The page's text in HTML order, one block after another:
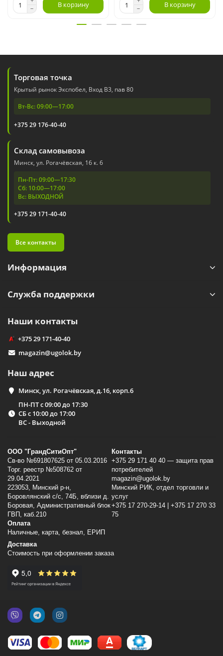
В корзину В корзину
Торговая точка
Крытый рынок Экспобел, Вход В3, пав 80
Вт-Вс: 09:00—17:00
+375 29 176-40-40
Склад самовывоза
Минск, ул. Рогачёвская, 16 к. 6
Пн-Пт: 09:00—17:30
Сб: 10:00—17:00
Вс: ВЫХОДНОЙ
+375 29 171-40-40
Все контакты
Информация
Служба поддержки
Наши контакты
+375 29 171-40-40
magazin@ugolok.by
Наш адрес
Минск, ул. Рогачёвская, д.16, корп.6
ПН-ПТ с 09:00 до 17:30
СБ с 10:00 до 17:00
ВС - Выходной
ООО "ГрандСитиОпт"
Св-во №691807625 от 05.03.2016
Торг. реестр №508762 от
29.04.2021
223053, Минский p-н,
Боровлянский с/с, 74Б, вблизи д.
Боровая, Административный блок
ГВП, каб.210
Контакты
+375 29 171 40 40 — защита прав
потребителей
magazin@ugolok.by
Минский РИК, отдел торговли и
услуг
+375 17 270-29-14 | +375 17 270 33
75
Оплата
Наличные, карта, безнал, ЕРИП
Доставка
Стоимость при оформлении заказа